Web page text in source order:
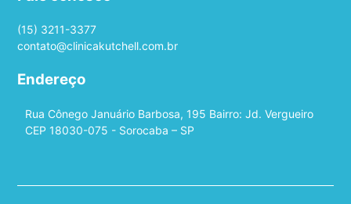
(15) 3211-3377
contato@clinicakutchell.com.br
Endereço
Rua Cônego Januário Barbosa, 195 Bairro: Jd. Vergueiro
CEP 18030-075 - Sorocaba – SP